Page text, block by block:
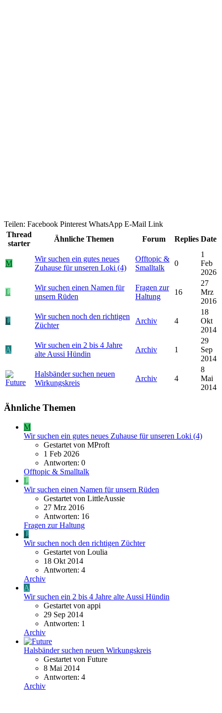
Teilen: Facebook Pinterest WhatsApp E-Mail Link
Thread
starter
Ähnliche Themen Forum Replies Date
M
Wir suchen ein gutes neues
Zuhause für unseren Loki (4)
Offtopic &
Smalltalk
0
1
Feb
2026
L
Wir suchen einen Namen für
unsern Rüden
Fragen zur
Haltung
16
27
Mrz
2016
L
Wir suchen noch den richtigen
Züchter
Archiv 4
18
Okt
2014
A
Wir suchen ein 2 bis 4 Jahre
alte Aussi Hündin
Archiv 1
29
Sep
2014
Halsbänder suchen neuen
Wirkungskreis
Archiv 4
8
Mai
2014
Ähnliche Themen
M
Wir suchen ein gutes neues Zuhause für unseren Loki (4)
Gestartet von MProft
1 Feb 2026
Antworten: 0
Offtopic & Smalltalk
L
Wir suchen einen Namen für unsern Rüden
Gestartet von LittleAussie
27 Mrz 2016
Antworten: 16
Fragen zur Haltung
L
Wir suchen noch den richtigen Züchter
Gestartet von Loulia
18 Okt 2014
Antworten: 4
Archiv
A
Wir suchen ein 2 bis 4 Jahre alte Aussi Hündin
Gestartet von appi
29 Sep 2014
Antworten: 1
Archiv
Halsbänder suchen neuen Wirkungskreis
Gestartet von Future
8 Mai 2014
Antworten: 4
Archiv